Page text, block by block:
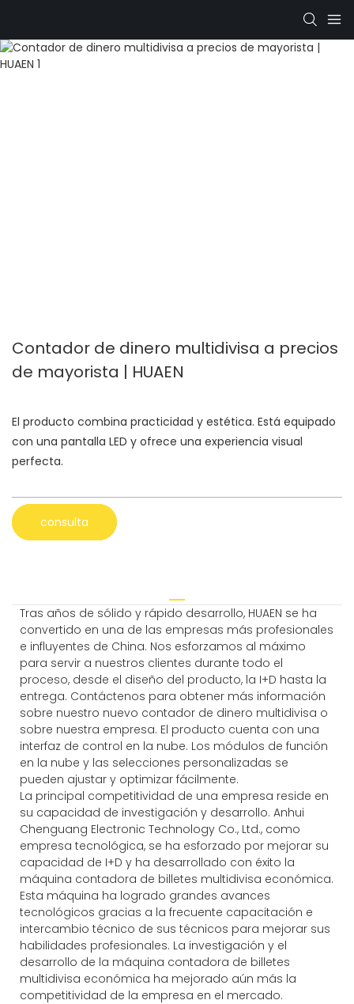
Contador de dinero multidivisa a precios
de mayorista | HUAEN
El producto combina practicidad y estética. Está equipado
con una pantalla LED y ofrece una experiencia visual
perfecta.
consulta
Tras años de sólido y rápido desarrollo, HUAEN se ha
convertido en una de las empresas más profesionales
e influyentes de China. Nos esforzamos al máximo
para servir a nuestros clientes durante todo el
proceso, desde el diseño del producto, la I+D hasta la
entrega. Contáctenos para obtener más información
sobre nuestro nuevo contador de dinero multidivisa o
sobre nuestra empresa. El producto cuenta con una
interfaz de control en la nube. Los módulos de función
en la nube y las selecciones personalizadas se
pueden ajustar y optimizar fácilmente.
La principal competitividad de una empresa reside en
su capacidad de investigación y desarrollo. Anhui
Chenguang Electronic Technology Co., Ltd., como
empresa tecnológica, se ha esforzado por mejorar su
capacidad de I+D y ha desarrollado con éxito la
máquina contadora de billetes multidivisa económica.
Esta máquina ha logrado grandes avances
tecnológicos gracias a la frecuente capacitación e
intercambio técnico de sus técnicos para mejorar sus
habilidades profesionales. La investigación y el
desarrollo de la máquina contadora de billetes
multidivisa económica ha mejorado aún más la
competitividad de la empresa en el mercado.